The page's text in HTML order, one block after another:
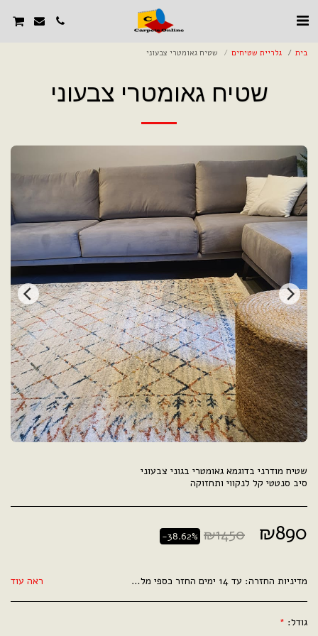
בית גלריית שטיחים שטיח גאומטרי צבעוני
שטיח גאומטרי צבעוני
סיב סנטטי קל לנקווי ותחזוקה
₪890
₪1450
-38.62%
מדיניות החזרה: עד 14 ימים החזר כספי מלא . ראה עוד
גודל: *